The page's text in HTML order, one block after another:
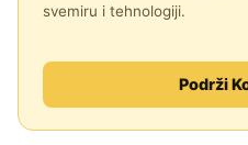
svemiru i tehnologiji.
Podrži